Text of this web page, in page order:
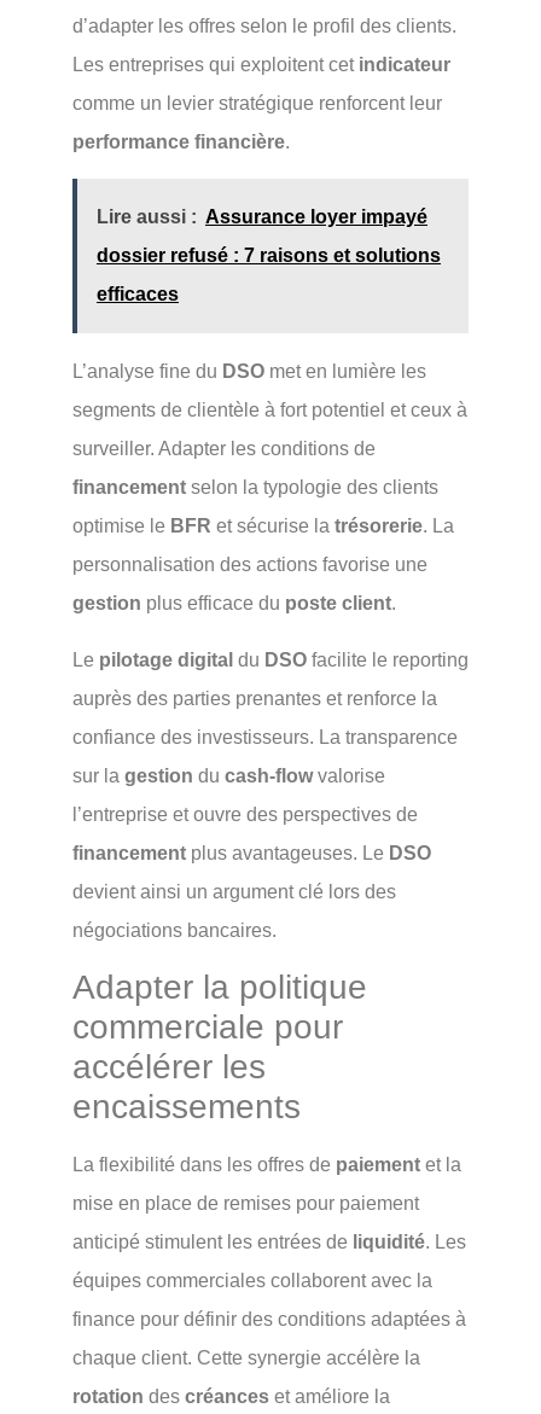
d’adapter les offres selon le profil des clients.
Les entreprises qui exploitent cet indicateur
comme un levier stratégique renforcent leur
performance financière.
Lire aussi : Assurance loyer impayé
dossier refusé : 7 raisons et solutions
efficaces
L’analyse fine du DSO met en lumière les
segments de clientèle à fort potentiel et ceux à
surveiller. Adapter les conditions de
financement selon la typologie des clients
optimise le BFR et sécurise la trésorerie. La
personnalisation des actions favorise une
gestion plus efficace du poste client.
Le pilotage digital du DSO facilite le reporting
auprès des parties prenantes et renforce la
confiance des investisseurs. La transparence
sur la gestion du cash-flowvalorise
l’entreprise et ouvre des perspectives de
financement plus avantageuses. Le DSO
devient ainsi un argument clé lors des
négociations bancaires.
Adapter la politique
commerciale pour
accélérer les
encaissements
La flexibilité dans les offres de paiement et la
mise en place de remises pour paiement
anticipé stimulent les entrées de liquidité. Les
équipes commerciales collaborent avec la
finance pour définir des conditions adaptées à
chaque client. Cette synergie accélère la
rotation des créances et améliore la